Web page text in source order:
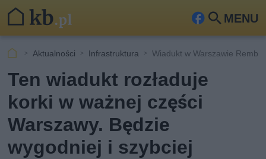
MENU
Fa
ook
Szu
Aktualności Infrastruktura Wiadukt w Warszawie
Ten wiadukt rozładuje
korki w ważnej części
Warszawy. Będzie
wygodniej i szybciej